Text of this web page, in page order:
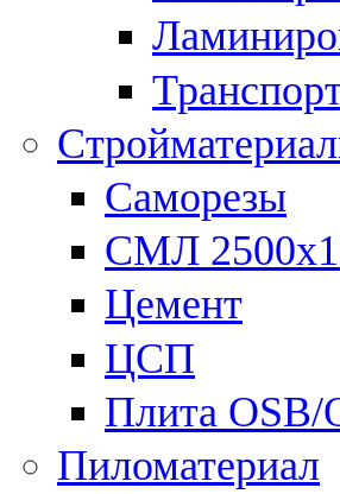
Саморезы
СМЛ
Цемент
ЦСП
Плита
Пиломатериал